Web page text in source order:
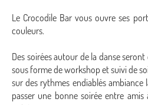
Le Crocodile Bar vous ouvre ses
couleurs.
Des soirées autour de la danse
sous forme de workshop et suivi de
sur des rythmes endiablés
passer une bonne soirée entre